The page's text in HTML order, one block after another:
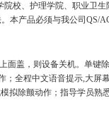
院校、护理学院、职业卫
本产品必须与我公司QS/
盖，则设备关机。单键
全程中文语音提示,大屏
拟除颤动作；指导学员熟